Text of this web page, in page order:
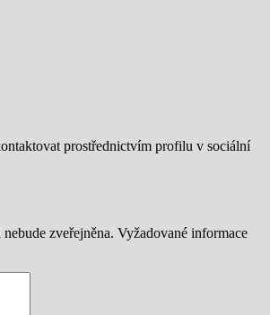
prostřednictvím profilu v sociální
zveřejněna. Vyžadované informace